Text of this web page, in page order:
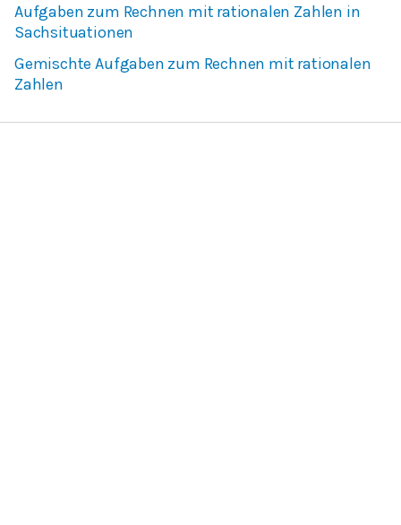
Aufgaben zum Rechnen mit rationalen Zahlen in
Sachsituationen
Gemischte Aufgaben zum Rechnen mit rationalen
Zahlen